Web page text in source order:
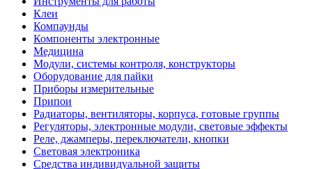
Клеи
Компаунды
Компоненты электронные
Медицина
Модули, системы контроля, конструкторы
Оборудование для пайки
Приборы измерительные
Припои
Радиаторы, вентиляторы, корпуса, готовые группы
Регуляторы, электронные модули, световые эффекты
Реле, джамперы, переключатели, кнопки
Световая электроника
Средства индивидуальной защиты